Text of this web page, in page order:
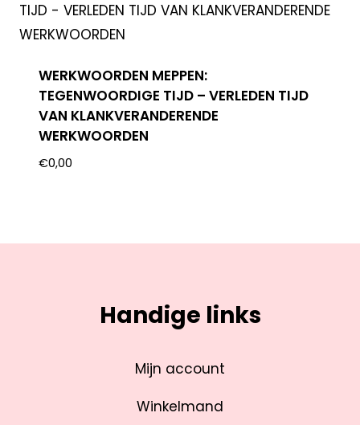
WERKWOORDEN MEPPEN:
TEGENWOORDIGE TIJD – VERLEDEN TIJD
VAN KLANKVERANDERENDE
WERKWOORDEN
€0,00
Handige links
Mijn account
Winkelmand